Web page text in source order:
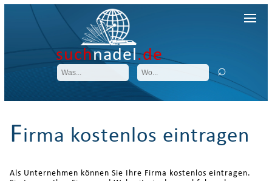
suchnadel.de
Firma kostenlos eintragen
Als Unternehmen können Sie Ihre Firma kostenlos eintragen.